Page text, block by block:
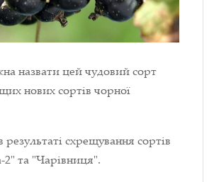
назвати цей чудовий сорт
нових сортів чорної
схрещування сортів
2" та "Чарівниця".